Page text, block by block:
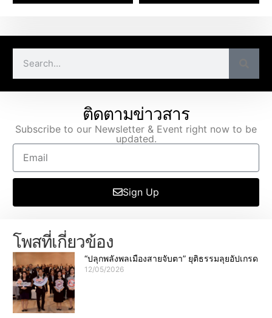
ติดตามข่าวสาร
Subscribe to our Newsletter & Event right now to be
updated.
Sign Up
โพสที่เกี่ยวข้อง
“ปลุกพลังพลเมืองสายจับตา” ยุติธรรมลุยอัปเกรด
12/05/2026